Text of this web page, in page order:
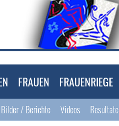
FRAUEN FRAUENRIEGE
Bilder / Berichte Videos Resultate